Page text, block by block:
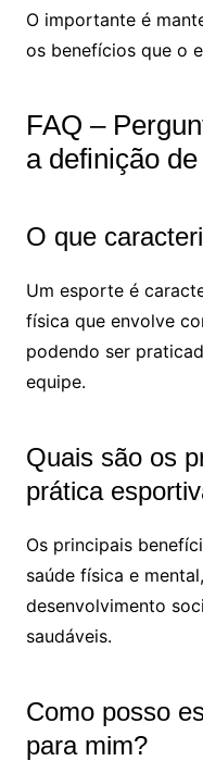
O importante é
os benefícios que o
FAQ –
a definição
O que
Um esporte é
física que envolve
podendo ser
equipe.
Quais são os
prática
Os principais
saúde física e
desenvolvimento
saudáveis.
Como posso
para mim?